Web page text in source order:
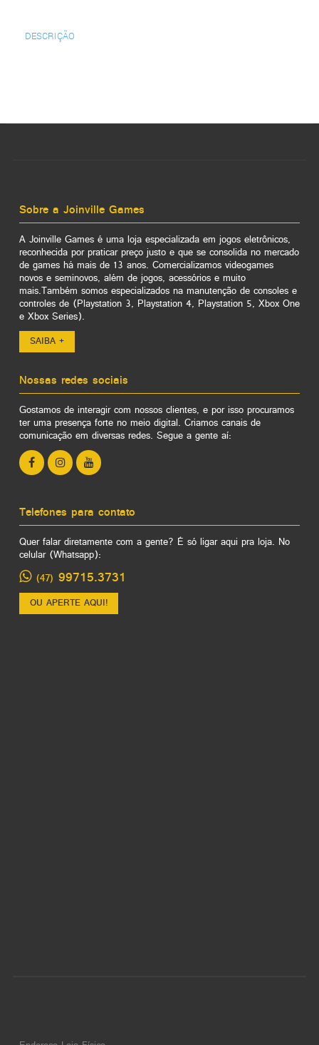
DESCRIÇÃO
Sobre a Joinville Games
A Joinville Games é uma loja especializada em jogos eletrônicos,
reconhecida por praticar preço justo e que se consolida no mercado
de games há mais de 13 anos. Comercializamos videogames
novos e seminovos, além de jogos, acessórios e muito
mais.Também somos especializados na manutenção de consoles e
controles de (Playstation 3, Playstation 4, Playstation 5, Xbox One
e Xbox Series).
SAIBA +
Nossas redes sociais
Gostamos de interagir com nossos clientes, e por isso procuramos
ter uma presença forte no meio digital. Criamos canais de
comunicação em diversas redes. Segue a gente aí:
Telefones para contato
Quer falar diretamente com a gente? É só ligar aqui pra loja. No
celular (Whatsapp):
(47) 99715.3731
OU APERTE AQUI!